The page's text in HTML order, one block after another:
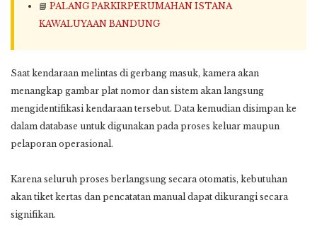
📘 PALANG PARKIRPERUMAHAN ISTANA
KAWALUYAAN BANDUNG
Saat kendaraan melintas di gerbang masuk, kamera akan
menangkap gambar plat nomor dan sistem akan langsung
mengidentifikasi kendaraan tersebut. Data kemudian disimpan ke
dalam database untuk digunakan pada proses keluar maupun
pelaporan operasional.
Karena seluruh proses berlangsung secara otomatis, kebutuhan
akan tiket kertas dan pencatatan manual dapat dikurangi secara
signifikan.